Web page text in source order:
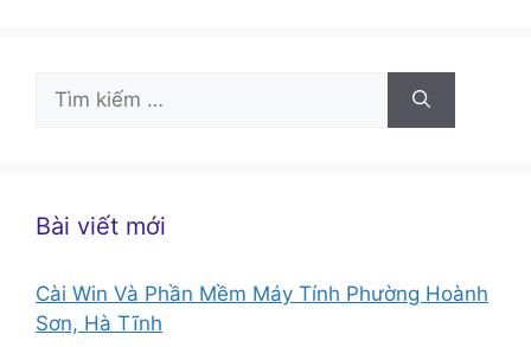
Tìm
kiếm
Bài viết mới
Cài Win Và Phần Mềm Máy Tính Phường Hoành
Sơn, Hà Tĩnh